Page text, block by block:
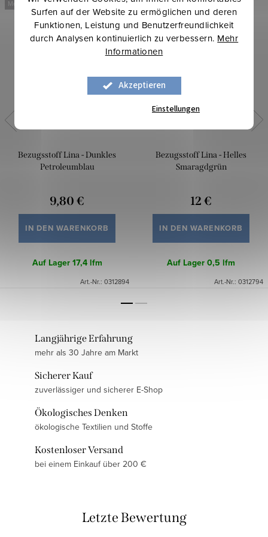
Surfen auf der Website zu ermöglichen und deren
Funktionen, Leistung und Benutzerfreundlichkeit
durch Analysen kontinuierlich zu verbessern. Mehr
Informationen
Akzeptieren
Einstellungen
Mehr für weniger
Bezugsstoff Lina - Dunkles
Petroleumblau
9,80 €
IN DEN WARENKORB
Auf Lager17,4 lfm
Art.-Nr.: 0312894
Mehr für weniger
Bezugsstoff Lina - Helles
Smaragdgrün
12 €
IN DEN WARENKORB
Auf Lager0,5 lfm
Art.-Nr.: 0312794
Langjährige Erfahrung
mehr als 30 Jahre am Markt
Sicherer Kauf
zuverlässiger und sicherer E-Shop
Ökologisches Denken
ökologische Textilien und Stoffe
Kostenloser Versand
bei einem Einkauf über 200 €
Letzte Bewertung